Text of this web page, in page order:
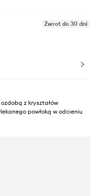
Zwrot do 30 dni
z kryształów
powłoką w odcieniu